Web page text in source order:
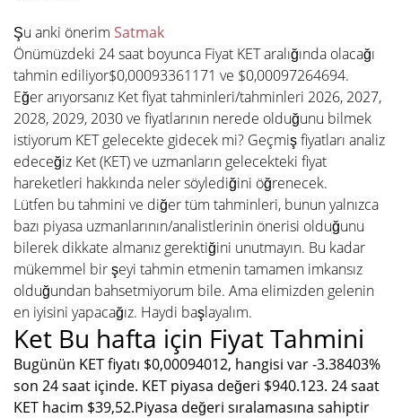
Şu anki önerim Satmak
Önümüzdeki 24 saat boyunca Fiyat KET aralığında olacağı
tahmin ediliyor$0,00093361171 ve $0,00097264694.
Eğer arıyorsanız Ket fiyat tahminleri/tahminleri 2026, 2027,
2028, 2029, 2030 ve fiyatlarının nerede olduğunu bilmek
istiyorum KET gelecekte gidecek mi? Geçmiş fiyatları analiz
edeceğiz Ket (KET) ve uzmanların gelecekteki fiyat
hareketleri hakkında neler söylediğini öğrenecek.
Lütfen bu tahmini ve diğer tüm tahminleri, bunun yalnızca
bazı piyasa uzmanlarının/analistlerinin önerisi olduğunu
bilerek dikkate almanız gerektiğini unutmayın. Bu kadar
mükemmel bir şeyi tahmin etmenin tamamen imkansız
olduğundan bahsetmiyorum bile. Ama elimizden gelenin
en iyisini yapacağız. Haydi başlayalım.
Ket Bu hafta için Fiyat Tahmini
Bugünün KET fiyatı $0,00094012, hangisi var -3.38403%
son 24 saat içinde. KET piyasa değeri $940.123. 24 saat
KET hacim $39,52.Piyasa değeri sıralamasına sahiptir